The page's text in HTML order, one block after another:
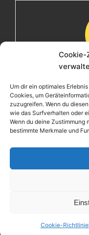
Cookie-
Um dir ein optimales
Cookies, um
zuzugreifen. Wenn du
wie das Surfverhalten oder
Wenn du deine
bestimmte Merkmale und
Cookie-Richtlinie
Herzlich
über 15 Jahren
Leidenschaften,
dich ein, gemeinsam